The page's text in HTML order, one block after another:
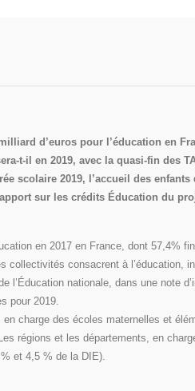
d’euros pour l’éducation en
t-il en 2019, avec la quasi-fin des
scolaire 2019, l’accueil des
sur les crédits Éducation du
en 2017 en France, dont 57,4%
collectivités consacrent à l’éducation,
l’Éducation nationale, dans une note
pour 2019.
charge des écoles maternelles et
régions et les départements, en
et 4,5 % de la DIE).